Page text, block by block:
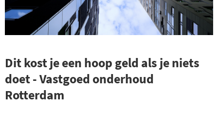
Dit kost je een hoop geld als je niets
doet - Vastgoed onderhoud
Rotterdam